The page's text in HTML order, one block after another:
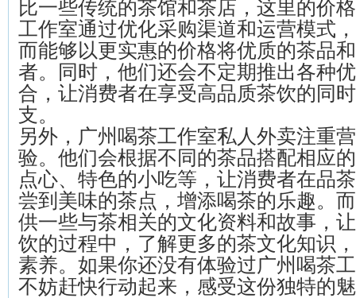
比一些传统的茶馆和茶店，这里的价
工作室通过优化采购渠道和运营模式
而能够以更实惠的价格将优质的茶品
者。同时，他们还会不定期推出各种
合，让消费者在享受高品质茶饮的同
支。
另外，广州喝茶工作室私人外卖注重
验。他们会根据不同的茶品搭配相应
点心、特色的小吃等，让消费者在品
尝到美味的茶点，增添喝茶的乐趣。
供一些与茶相关的文化资料和故事，
饮的过程中，了解更多的茶文化知识
素养。如果你还没有体验过广州喝茶
不妨赶快行动起来，感受这份独特的